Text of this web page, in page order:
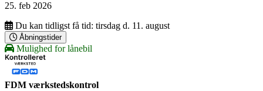
25. feb 2026
Du kan tidligst få tid: tirsdag d. 11. august
Åbningstider
Mulighed for lånebil
FDM værkstedskontrol